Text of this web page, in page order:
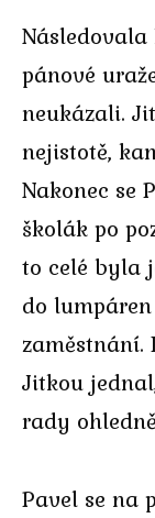
pánové
neukázali.
nejistotě,
Nakonec se
školák po
to celé byla
do
zaměstnání.
Jitkou
rady
Pavel se na